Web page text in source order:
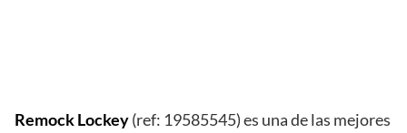
Remock Lockey(ref: 19585545) es una de las mejores